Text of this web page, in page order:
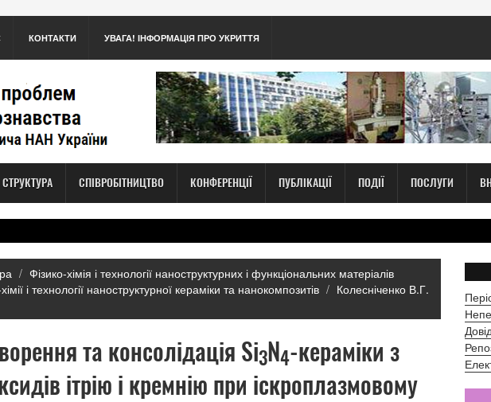
КОНТАКТИ УВАГА! ІНФОРМАЦІЯ ПРО УКРИТТЯ
СТРУКТУРА СПІВРОБІТНИЦТВО КОНФЕРЕНЦІЇ ПУБЛІКАЦІЇ ПОДІЇ ПОСЛУГИ
Фізико-хімія і технології наноструктурних і функціональних матеріалів
і технології наноструктурної кераміки та нанокомпозитів
Колесніченко В.Г.
та консолідація Si3N4-кераміки з
ітрію і кремнію при іскроплазмовому